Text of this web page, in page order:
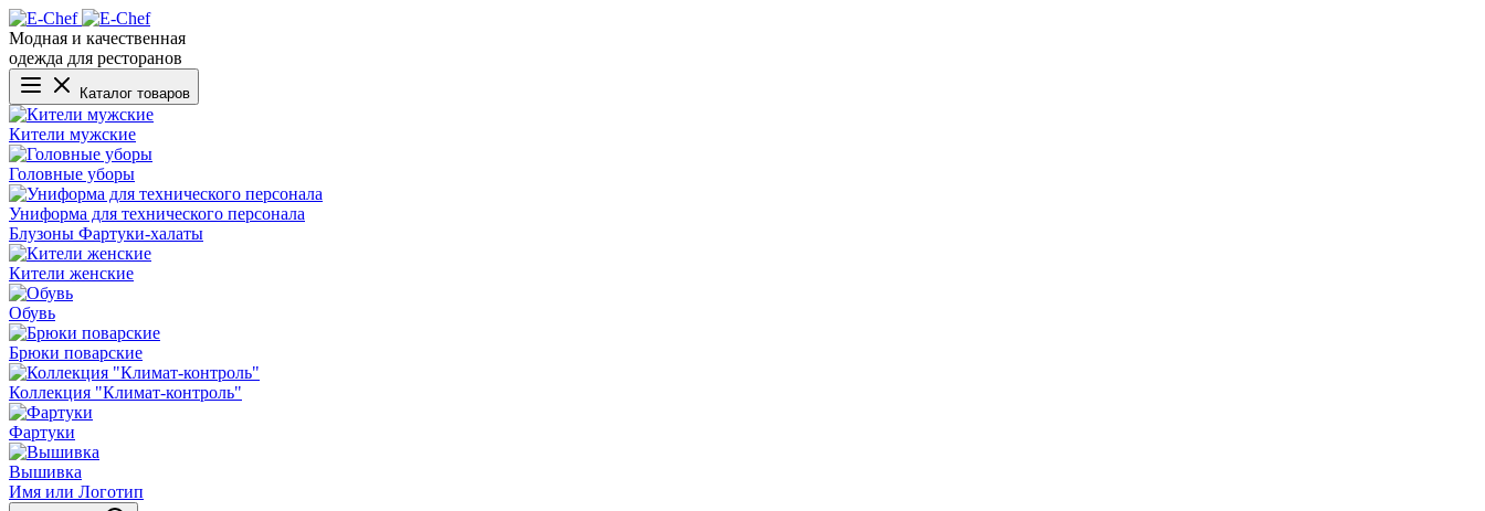
Модная и качественная
одежда для ресторанов
Каталог товаров
Кители мужские
Головные уборы
Униформа для технического персонала
Блузоны Фартуки-халаты
Кители женские
Обувь
Брюки поварские
Коллекция "Климат-контроль"
Фартуки
Вышивка
Имя или Логотип